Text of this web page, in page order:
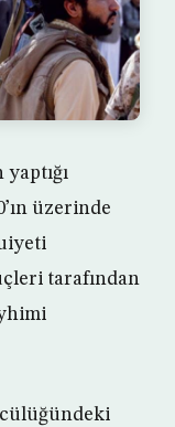
üzerinde
tarafından